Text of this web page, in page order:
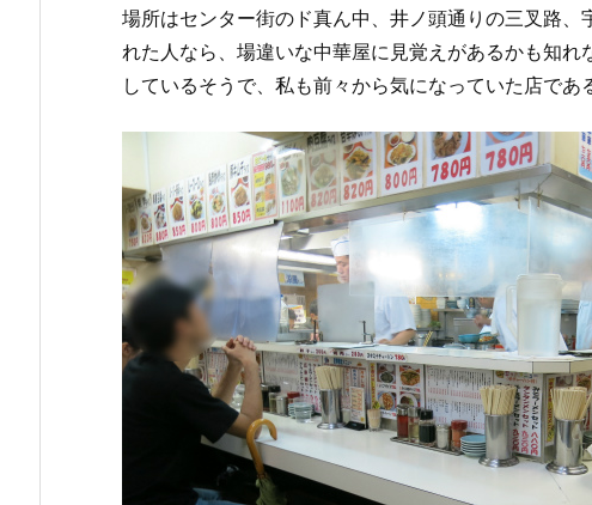
場所はセンター街のド真ん中、井ノ頭通りの三叉路
れた人なら、場違いな中華屋に見覚えがあるかも知
しているそうで、私も前々から気になっていた店であ